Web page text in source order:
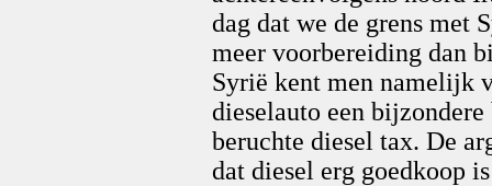
dag dat we de grens met
meer voorbereiding dan
Syrië kent men namelijk
dieselauto een
beruchte diesel tax. De
dat diesel erg goedkoop